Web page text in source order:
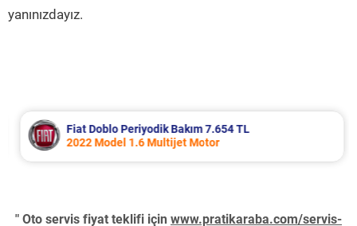
yanınızdayız.
Fiat Doblo Periyodik Bakım 7.654 TL
2022 Model 1.6 Multijet Motor
" Oto servis fiyat teklifi için www.pratikaraba.com/servis-